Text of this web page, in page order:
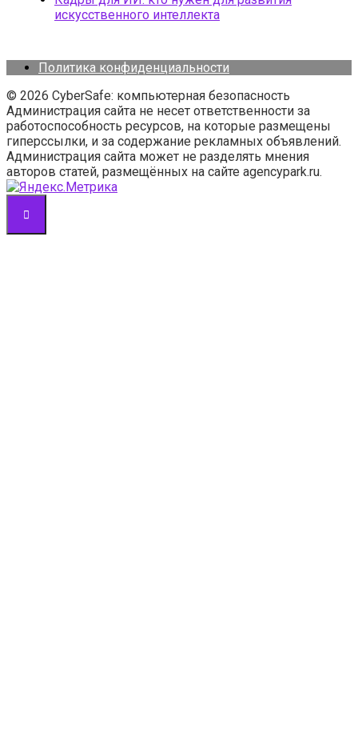
искусственного интеллекта
Политика конфиденциальности
© 2026 CyberSafe: компьютерная безопасность
Администрация сайта не несет ответственности за
работоспособность ресурсов, на которые размещены
гиперссылки, и за содержание рекламных объявлений.
Администрация сайта может не разделять мнения
авторов статей, размещённых на сайте agencypark.ru.